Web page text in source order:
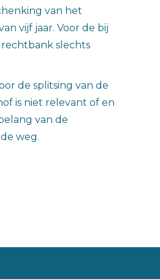
van het
vijf jaar. Voor de bij
rechtbank slechts
de splitsing van de
is niet relevant of en
van de
weg.